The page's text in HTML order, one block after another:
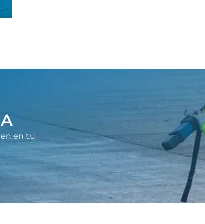
en tu